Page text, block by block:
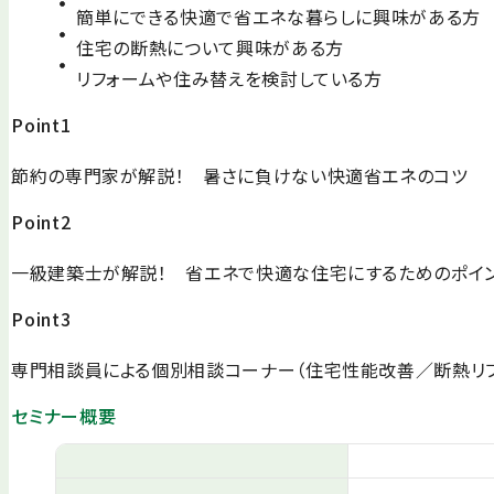
簡単にできる快適で省エネな暮らしに興味がある方
住宅の断熱について興味がある方
リフォームや住み替えを検討している方
Point1
節約の専門家が解説！ 暑さに負けない快適省エネのコツ
Point2
一級建築士が解説！ 省エネで快適な住宅にするためのポイ
Point3
専門相談員による個別相談コーナー（住宅性能改善／断熱リ
セミナー概要